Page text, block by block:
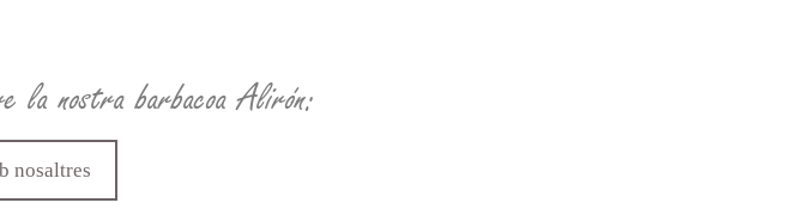
la nostra barbacoa Alirón:
nosaltres